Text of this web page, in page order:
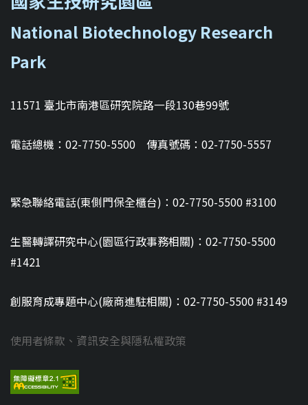
National Biotechnology Research
Park
11571 臺北市南港區研究院路一段130巷99號
電話總機：02-7750-5500 傳真號碼：02-7750-5557
緊急聯絡電話(東側門保全櫃台)：02-7750-5500 #3100
生醫轉譯研究中心(園區行政事務相關)：02-7750-5500
#1421
創服育成專題中心(廠商進駐相關)：02-7750-5500 #3149
使用者條款、資訊安全與隱私權政策